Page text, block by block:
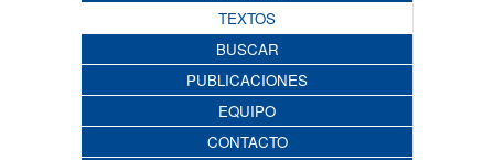
TEXTOS
BUSCAR
PUBLICACIONES
EQUIPO
CONTACTO